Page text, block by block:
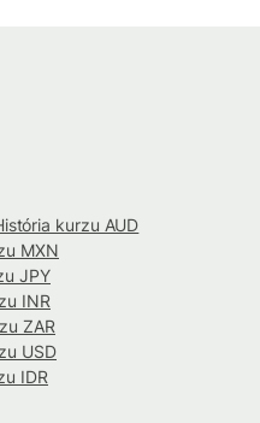
kurzu AUD
MXN
JPY
INR
ZAR
USD
IDR